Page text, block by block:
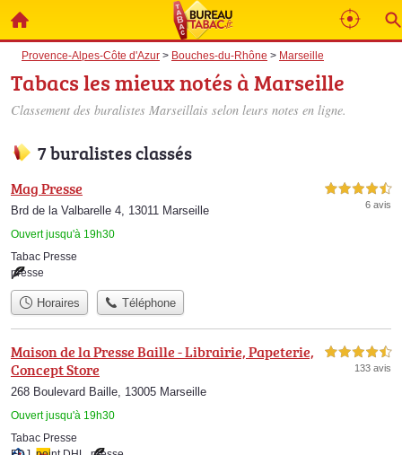
Provence-Alpes-Côte d'Azur > Bouches-du-Rhône > Marseille
Tabacs les mieux notés à Marseille
Classement des buralistes Marseillais selon leurs notes en ligne.
7 buralistes classés
Mag Presse
Brd de la Valbarelle 4, 13011 Marseille
Ouvert jusqu'à 19h30
4,5 étoiles sur 5
6 avis
Tabac Presse
presse
Horaires Téléphone
Maison de la Presse Baille - Librairie, Papeterie,
Concept Store
268 Boulevard Baille, 13005 Marseille
Ouvert jusqu'à 19h30
4,5 étoiles sur 5
133 avis
Tabac Presse